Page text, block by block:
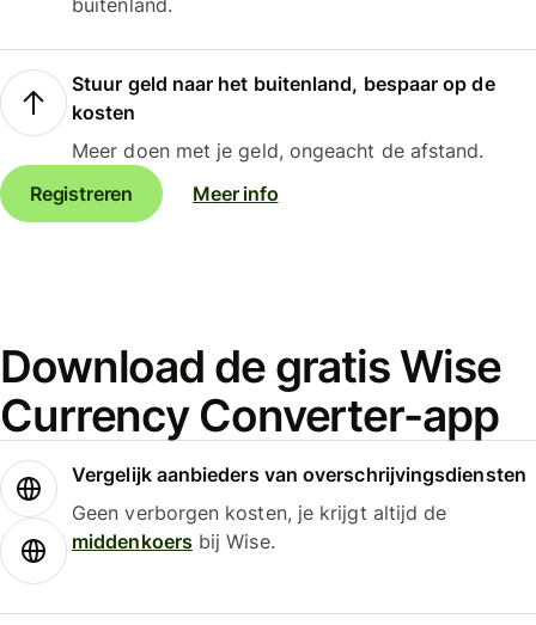
buitenland.
Stuur geld naar het buitenland, bespaar op de
kosten
Meer doen met je geld, ongeacht de afstand.
Registreren
Meer info
Download de gratis Wise
Currency Converter-app
Vergelijk aanbieders van overschrijvingsdiensten
Geen verborgen kosten, je krijgt altijd de
middenkoersbij Wise.